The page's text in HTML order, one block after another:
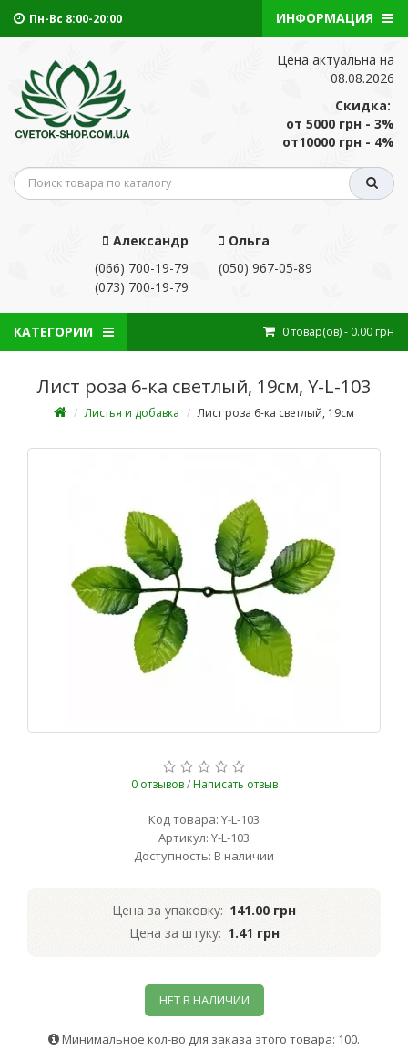
ИНФОРМАЦИЯ
Пн-Вс 8:00-20:00
Александр
(066) 700-19-79
(073) 700-19-79
Ольга
(050) 967-05-89
Цена актуальна на
08.08.2026
Скидка:
от 5000 грн - 3%
от10000 грн - 4%
0товар(ов)- 0.00 грн
КАТЕГОРИИ
Лист роза 6-ка светлый, 19см, Y-L-103
Листья и добавка Лист роза 6-ка светлый, 19см
0 отзывов/ Написать отзыв
Код товара: Y-L-103
Артикул: Y-L-103
Доступность: В наличии
Цена за упаковку: 141.00 грн
Цена за штуку: 1.41 грн
НЕТ В НАЛИЧИИ
Минимальное кол-во для заказа этого товара: 100.